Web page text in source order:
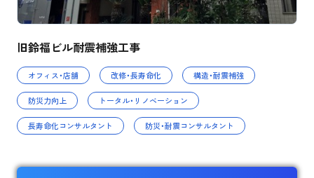
オフィス・店舗 改修・長寿命化 構造・耐震補強
防災力向上 トータル・リノベーション
長寿命化コンサルタント 防災・耐震コンサルタント
旧鈴福ビル耐震補強工事